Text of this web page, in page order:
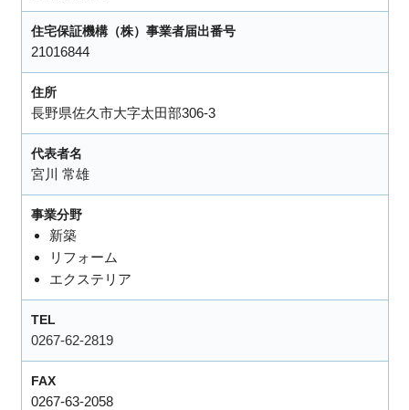
住宅保証機構（株）事業者届出番号
21016844
住所
長野県佐久市大字太田部306-3
代表者名
宮川 常雄
事業分野
新築
リフォーム
エクステリア
TEL
0267-62-2819
FAX
0267-63-2058